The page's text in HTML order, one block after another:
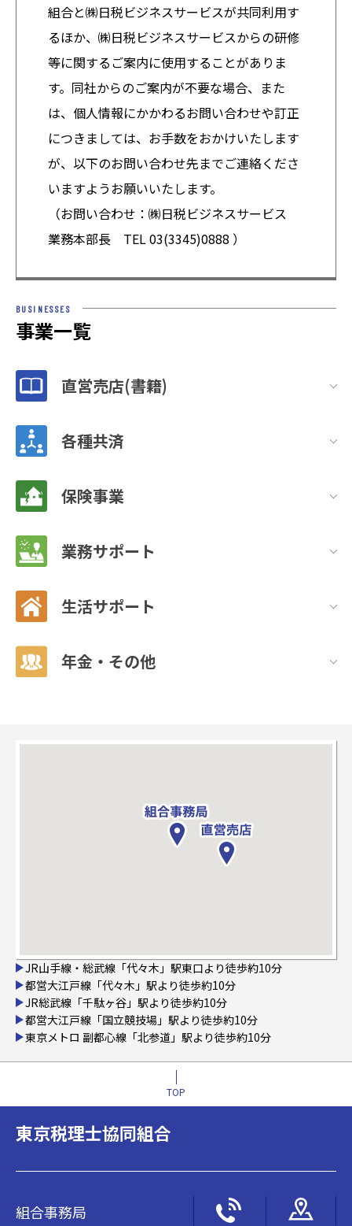
組合と㈱日税ビジネスサービスが共同利用す
るほか、㈱日税ビジネスサービスからの研修
等に関するご案内に使用することがありま
す。同社からのご案内が不要な場合、また
は、個人情報にかかわるお問い合わせや訂正
につきましては、お手数をおかけいたします
が、以下のお問い合わせ先までご連絡くださ
いますようお願いいたします。
（お問い合わせ：㈱日税ビジネスサービス
業務本部長 TEL 03(3345)0888 ）
BUSINESSES
事業一覧
直営売店(書籍)
各種共済
保険事業
業務サポート
生活サポート
年金・その他
JR山手線・総武線「代々木」駅東口より徒歩約10分
都営大江戸線「代々木」駅より徒歩約10分
JR総武線「千駄ヶ谷」駅より徒歩約10分
都営大江戸線「国立競技場」駅より徒歩約10分
東京メトロ 副都心線「北参道」駅より徒歩約10分
TOP
東京税理士協同組合
組合事務局